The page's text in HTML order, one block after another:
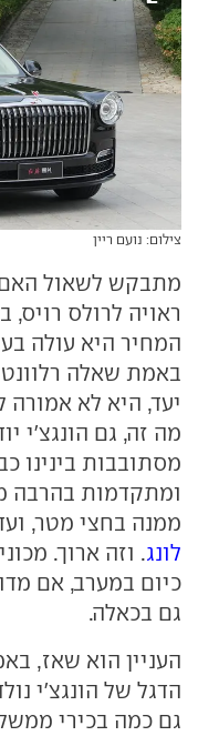
צילום: נועם ריין
מתבקש לשאול האם
ראויה לרולס רויס,
המחיר היא עולה
באמת שאלה
יעד, היא לא
מה זה, גם הונגצ'י
מסתובבות בינינו
ומתקדמות בהרבה
ממנה בחצי מטר,
לונג. וזה ארוך.
כיום במערב, אם
גם בכאלה.
העניין הוא שאז,
הדגל של הונגצ'י
גם כמה בכירי